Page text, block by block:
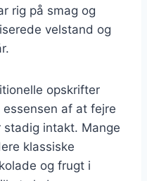
rig på smag og
velstand og
opskrifter
af at fejre
intakt. Mange
klassiske
og frugt i